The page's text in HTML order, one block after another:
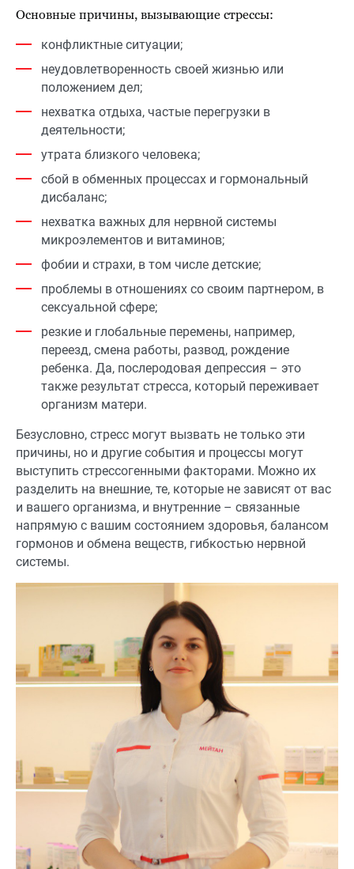
Основные причины, вызывающие стрессы:
конфликтные ситуации;
неудовлетворенность своей жизнью или
положением дел;
нехватка отдыха, частые перегрузки в
деятельности;
утрата близкого человека;
сбой в обменных процессах и гормональный
дисбаланс;
нехватка важных для нервной системы
микроэлементов и витаминов;
фобии и страхи, в том числе детские;
проблемы в отношениях со своим партнером, в
сексуальной сфере;
резкие и глобальные перемены, например,
переезд, смена работы, развод, рождение
ребенка. Да, послеродовая депрессия – это
также результат стресса, который переживает
организм матери.
Безусловно, стресс могут вызвать не только эти
причины, но и другие события и процессы могут
выступить стрессогенными факторами. Можно их
разделить на внешние, те, которые не зависят от вас
и вашего организма, и внутренние – связанные
напрямую с вашим состоянием здоровья, балансом
гормонов и обмена веществ, гибкостью нервной
системы.